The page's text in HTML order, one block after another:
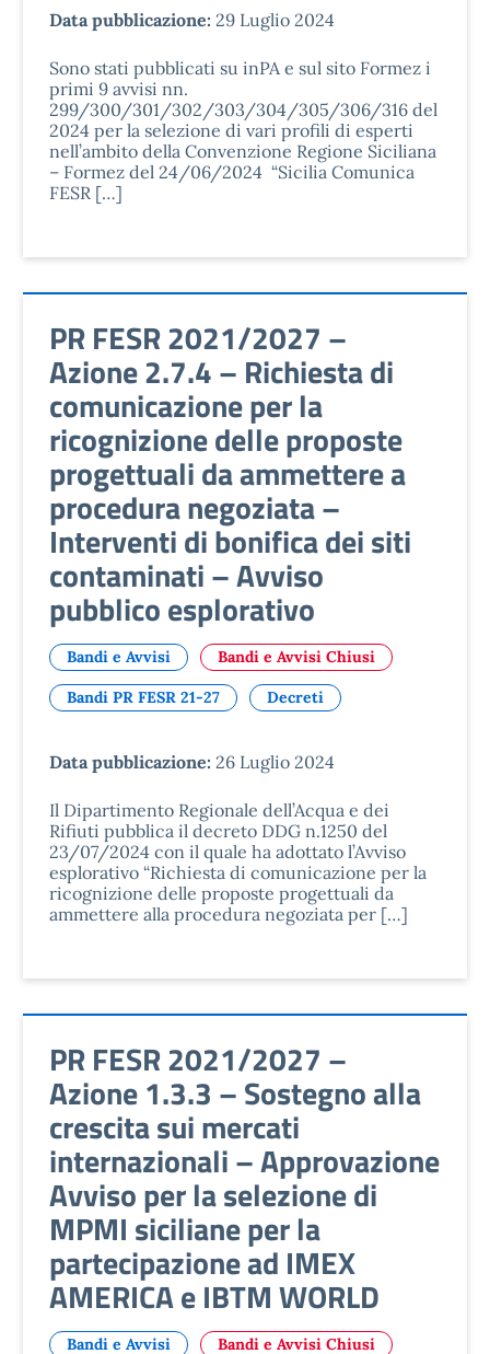
Data pubblicazione: 29 Luglio 2024
Sono stati pubblicati su inPA e sul sito Formez i
primi 9 avvisi nn.
299/300/301/302/303/304/305/306/316 del
2024 per la selezione di vari profili di esperti
nell’ambito della Convenzione Regione Siciliana
– Formez del 24/06/2024 “Sicilia Comunica
FESR […]
PR FESR 2021/2027 –
Azione 2.7.4 – Richiesta di
comunicazione per la
ricognizione delle proposte
progettuali da ammettere a
procedura negoziata –
Interventi di bonifica dei siti
contaminati – Avviso
pubblico esplorativo
Bandi e Avvisi Bandi e Avvisi Chiusi
Bandi PR FESR 21-27 Decreti
Data pubblicazione: 26 Luglio 2024
Il Dipartimento Regionale dell’Acqua e dei
Rifiuti pubblica il decreto DDG n.1250 del
23/07/2024 con il quale ha adottato l’Avviso
esplorativo “Richiesta di comunicazione per la
ricognizione delle proposte progettuali da
ammettere alla procedura negoziata per […]
PR FESR 2021/2027 –
Azione 1.3.3 – Sostegno alla
crescita sui mercati
internazionali – Approvazione
Avviso per la selezione di
MPMI siciliane per la
partecipazione ad IMEX
AMERICA e IBTM WORLD
Bandi e Avvisi Bandi e Avvisi Chiusi